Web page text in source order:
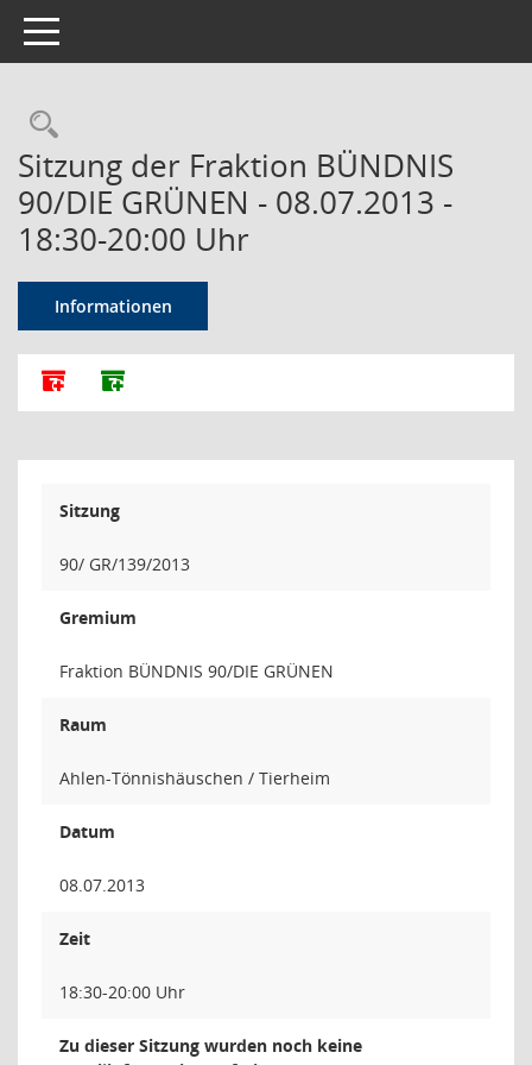
Toggle navigation
Rechercheauswahl
Sitzung der Fraktion BÜNDNIS
90/DIE GRÜNEN - 08.07.2013 -
18:30-20:00 Uhr
Informationen
Alle Dokumente zu dieser Sitzung zusammenfassen
Dokumente ohne Anlagen zusammenfassen
Sitzung
90/ GR/139/2013
Gremium
Fraktion BÜNDNIS 90/DIE GRÜNEN
Raum
Ahlen-Tönnishäuschen / Tierheim
Datum
08.07.2013
Zeit
18:30-20:00 Uhr
Zu dieser Sitzung wurden noch keine